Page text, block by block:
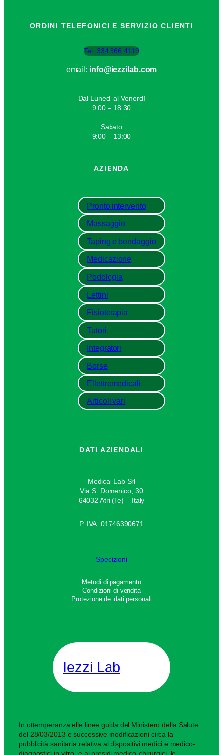
ORDINI TELEFONICI E SERVIZIO CLIENTI
Tel: 334 366 4119
email: info@iezzilab.com
Dal Lunedì al Venerdì
9:00 – 18:30
Sabato
9:00 – 13:00
AZIENDA
Pronto intervento
Massaggio
Taping e bendaggio
Medicazione
Podologia
Lettini
Fisioterapia
Tutori
Integratori
Borse
Ellettromedicali
Articoli vari
DATI AZIENDALI
Medical Lab Srl
Via S. Domenico, 30
64032 Atri (Te) – Italy
P. IVA: 01746390671
Spedizioni
Metodi di pagamento
Condizioni di vendita
Protezione dei dati personali
Iezzi Lab
In ottemperanza elle linee guida del Ministero della Salute
del 28/03/2013 e successive modificazioni circa la
pubblicità sanitaria relativa ai dispositivi medici e medico-
diagnostici in vitro, e ai presidi medico-chirurgici, le